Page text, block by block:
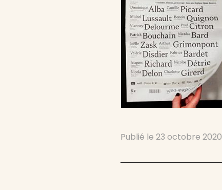
Publié le23 octobre 2020